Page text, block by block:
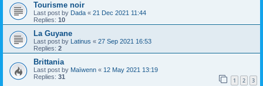
Tourisme noir
Last post by Dada « 21 Dec 2021 11:44
Replies: 10
La Guyane
Last post by Latinus « 27 Sep 2021 16:53
Replies: 2
Brittania
Last post by Maïwenn « 12 May 2021 13:19
Replies: 31 1 2 3